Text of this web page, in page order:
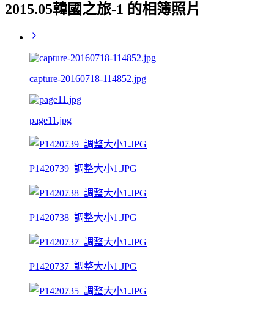
2015.05韓國之旅-1 的相簿照片
capture-20160718-114852.jpg
page11.jpg
P1420739_調整大小1.JPG
P1420738_調整大小1.JPG
P1420737_調整大小1.JPG